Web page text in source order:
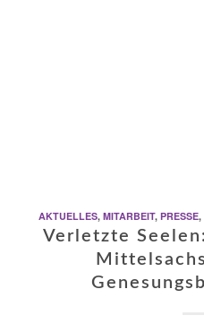
AKTUELLES, MITARBEIT, PRESSE,
Verletzte